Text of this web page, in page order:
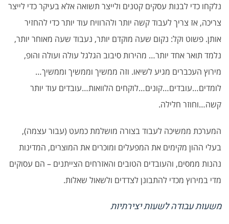
נלקחו כדי לבנות עסקים קטנים ולייצר תשואה אלא בעיקר כדי לייצר
צריכה, אז צריך לעבוד קשה יותר ולהרוויח עוד יותר כדי להחזיר
אותן. פשוט וקל: נקום שעה מוקדם יותר, נעבוד שעה מאוחר יותר,
נלמד תואר אחד יותר… מהירות סיבוב הגלגל עולה ועולה והופ,
מירוץ העכברים מגיע לשיאו. וזה ממשיך וממשיך וממשיך…
לומדים…עובדים…קונים…לוקחים הלוואות…עובדים עוד יותר
קשה…וחוזר חלילה.
המערכת ממשיכה לעבוד בצורה מושלמת כמעט (עבור עצמה),
בעלי ההון מקימים את המפעלים ומוכרים את המוצרים, המדינות
נהנות ממסים, והעובדים הטובים והאזרחים הצייתנים – הם עסוקים
מדי במירוץ מכדי להתבונן לצדדים ולשאול שאלות.
משעות עבודה לשעות יצירתיות